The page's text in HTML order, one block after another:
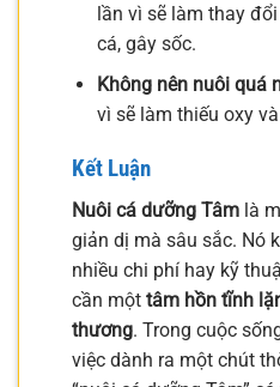
lần vì sẽ làm thay
cá, gây sốc.
Không nên nuôi quá
vì sẽ làm thiếu oxy
Kết Luận
Nuôi cá dưỡng Tâm là
giản dị mà sâu sắc. Nó
nhiều chi phí hay kỹ
cần một tâm hồn tĩnh
thương. Trong cuộc
việc dành ra một chút